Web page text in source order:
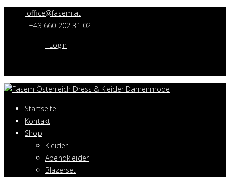
office@fasem.at
+43 660 202 31 02
Login
Startseite
Kontakt
Shop
Kleider
Abendkleider
Blazerset